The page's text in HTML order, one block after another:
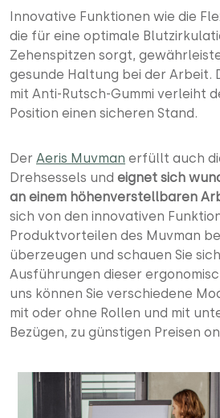
Innovative Funktionen wie die
die für eine optimale
Zehenspitzen sorgt,
gesunde Haltung bei der Arbeit.
mit Anti-Rutsch-Gummi verleiht
Position einen sicheren Stand.
Der Aeris Muvman erfüllt auch
Drehsessels und eignet sich
an einem höhenverstellbaren
sich von den innovativen
Produktvorteilen des Muvman
überzeugen und schauen Sie
Ausführungen dieser
uns können Sie verschiedene
mit oder ohne Rollen und mit
Bezügen, zu günstigen Preisen